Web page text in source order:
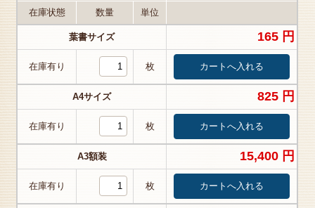
在庫状態 数量 単位
葉書サイズ 165 円
在庫有り 枚
A4サイズ 825 円
在庫有り 枚
A3額装 15,400 円
在庫有り 枚